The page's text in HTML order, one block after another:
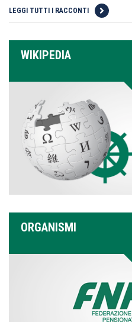
LEGGI TUTTI I RACCONTI
WIKIPEDIA
ORGANISMI